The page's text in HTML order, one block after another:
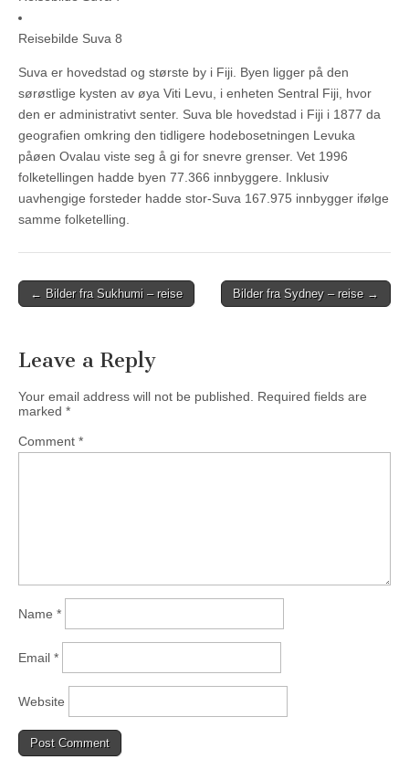
Reisebilde Suva 8
Suva er hovedstad og største by i Fiji. Byen ligger på den
sørøstlige kysten av øya Viti Levu, i enheten Sentral Fiji, hvor
den er administrativt senter. Suva ble hovedstad i Fiji i 1877 da
geografien omkring den tidligere hodebosetningen Levuka
påøen Ovalau viste seg å gi for snevre grenser. Vet 1996
folketellingen hadde byen 77.366 innbyggere. Inklusiv
uavhengige forsteder hadde stor-Suva 167.975 innbygger ifølge
samme folketelling.
Post
← Bilder fra Sukhumi – reise Bilder fra Sydney – reise →
Leave a Reply
Your email address will not be published.
Required fields are
marked *
Comment *
Name *
Email *
Website